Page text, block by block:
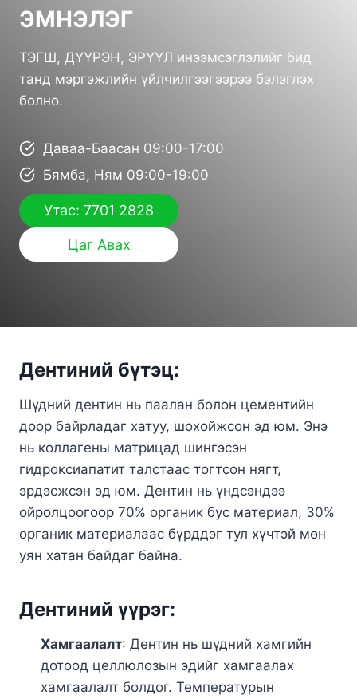
ЭМНЭЛЭГ
ТЭГШ, ДҮҮРЭН, ЭРҮҮЛ инээмсэглэлийг бид
танд мэргэжлийн үйлчилгээгээрээ бэлэглэх
болно.
Даваа-Баасан 09:00-17:00
Бямба, Ням 09:00-19:00
Утас: 7701 2828
Цаг Авах
Дентиний бүтэц:
Шүдний дентин нь паалан болон цементийн
доор байрладаг хатуу, шохойжсон эд юм. Энэ
нь коллагены матрицад шингэсэн
гидроксиапатит талстаас тогтсон нягт,
эрдэсжсэн эд юм. Дентин нь үндсэндээ
ойролцоогоор 70% органик бус материал, 30%
органик материалаас бүрддэг тул хүчтэй мөн
уян хатан байдаг байна.
Дентиний үүрэг:
Хамгаалалт: Дентин нь шүдний хамгийн
дотоод целлюлозын эдийг хамгаалах
хамгаалалт болдог. Температурын